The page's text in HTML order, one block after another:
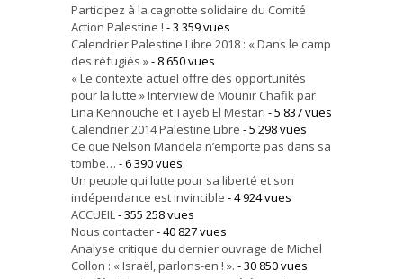
Participez à la cagnotte solidaire du Comité
Action Palestine ! - 3 359 vues
Calendrier Palestine Libre 2018 : « Dans le camp
des réfugiés »- 8 650 vues
« Le contexte actuel offre des opportunités
pour la lutte » Interview de Mounir Chafik par
Lina Kennouche et Tayeb El Mestari - 5 837 vues
Calendrier 2014 Palestine Libre - 5 298 vues
Ce que Nelson Mandela n’emporte pas dans sa
tombe… - 6 390 vues
Un peuple qui lutte pour sa liberté et son
indépendance est invincible - 4 924 vues
ACCUEIL- 355 258 vues
Nous contacter- 40 827 vues
Analyse critique du dernier ouvrage de Michel
Collon : « Israël, parlons-en ! ». - 30 850 vues